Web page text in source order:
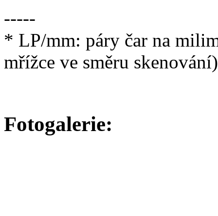
-----
* LP/mm: páry čar na
mřížce ve směru skenování)
Fotogalerie: